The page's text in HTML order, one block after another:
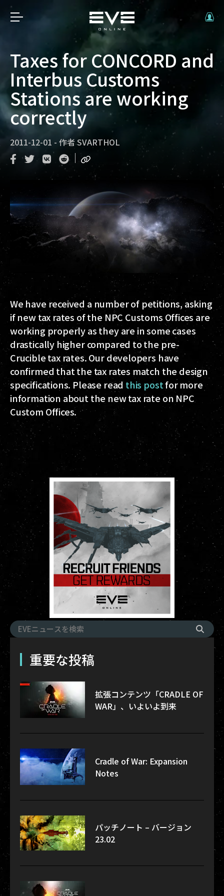
Taxes for CONCORD and
Interbus Customs
Stations are working
correctly
2011-12-01 - 作者SVARTHOL
We have received a number of petitions, asking
if new tax rates of the NPC Customs Offices are
working properly as they are in some cases
drastically higher compared to the pre-
Crucible tax rates. Our developers have
confirmed that the tax rates match the design
specifications. Please readthis postfor more
information about the new tax rate on NPC
Custom Offices.
重要な投稿
拡張コンテンツ「CRADLE OF
WAR」、いよいよ到来
Cradle of War: Expansion
Notes
パッチノート – バージョン
23.02